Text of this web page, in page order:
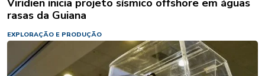
rasas da Guiana
EXPLORAÇÃO E PRODUÇÃO